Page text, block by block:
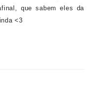
que sabem eles da
<3